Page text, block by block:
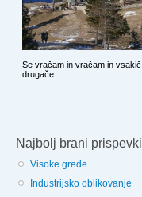
Najbolj brani prispevki
Visoke grede
Industrijsko oblikovanje